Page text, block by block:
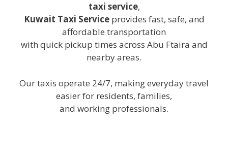
taxi service,
Kuwait Taxi Serviceprovides fast, safe, and
affordable transportation
with quick pickup times across Abu Ftaira and
nearby areas.
Our taxis operate 24/7, making everyday travel
easier for residents, families,
and working professionals.